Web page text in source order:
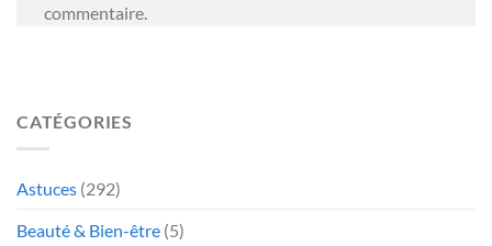
commentaire.
CATÉGORIES
Astuces (292)
Beauté & Bien-être (5)